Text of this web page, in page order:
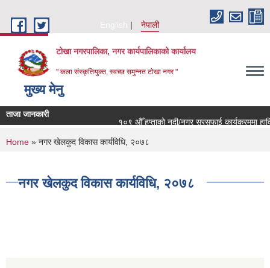
English
नेपाली
टोखा नगरपालिका, नगर कार्यपालिकाको कार्यालय
" कला संस्कृतियुक्त, स्वच्छ समुन्‍नत टोखा नगर "
मुख्य मेनु
ताजा जानकारी
१०९ औँ हप्ताको नदी/नगर सरसफाई कार्यक्रममा
You are here
Home » नगर खेलकुद विकास कार्यविधि, २०७८
नगर खेलकुद विकास कार्यविधि, २०७८